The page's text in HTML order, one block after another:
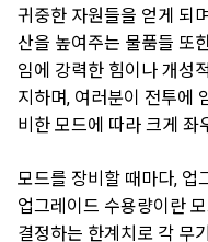
귀중한 자원들을 얻게 되
산을 높여주는 물품들 또
임에 강력한 힘이나 개성
지하며, 여러분이 전투에
비한 모드에 따라 크게 좌
모드를 장비할 때마다, 업
업그레이드 수용량이란
결정하는 한계치로 각 무